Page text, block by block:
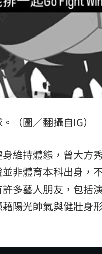
（圖／翻攝自IG）
維持體態，曾大方
非體育本科出身，
多藝人朋友，包括
陽光帥氣與健壯身